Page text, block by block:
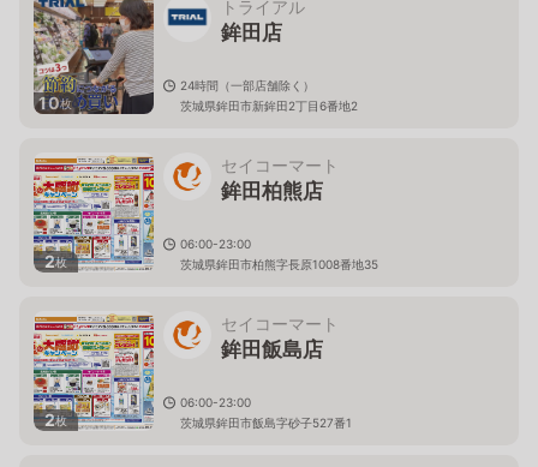
10枚
トライアル
鉾田店
24時間（一部店舗除く）
茨城県鉾田市新鉾田2丁目6番地2
2枚
セイコーマート
鉾田柏熊店
06:00-23:00
茨城県鉾田市柏熊字長原1008番地35
2枚
セイコーマート
鉾田飯島店
06:00-23:00
茨城県鉾田市飯島字砂子527番1